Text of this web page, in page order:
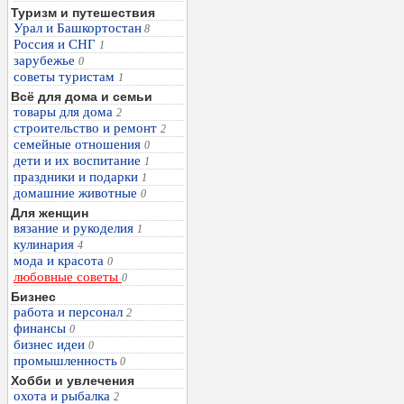
Туризм и путешествия
Урал и Башкортостан 8
Россия и СНГ 1
зарубежье 0
советы туристам 1
Всё для дома и семьи
товары для дома 2
строительство и ремонт 2
семейные отношения 0
дети и их воспитание 1
праздники и подарки 1
домашние животные 0
Для женщин
вязание и рукоделия 1
кулинария 4
мода и красота 0
любовные советы 0
Бизнес
работа и персонал 2
финансы 0
бизнес идеи 0
промышленность 0
Хобби и увлечения
охота и рыбалка 2